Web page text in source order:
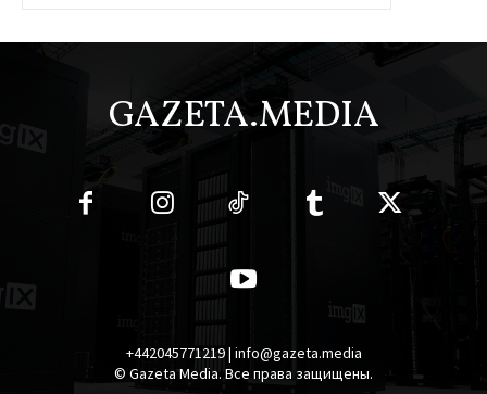
GAZETA.MEDIA
+442045771219 | info@gazeta.media
© Gazeta Media. Все права защищены.